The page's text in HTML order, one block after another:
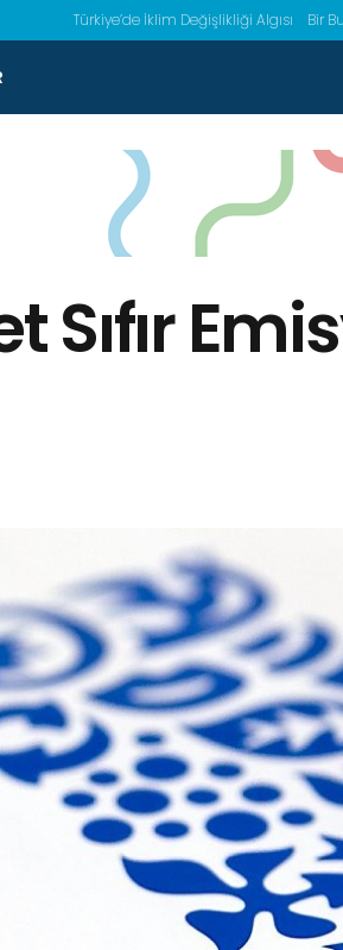
Türkiye’de İklim Değişlikliği Algısı Bir
Sıfır